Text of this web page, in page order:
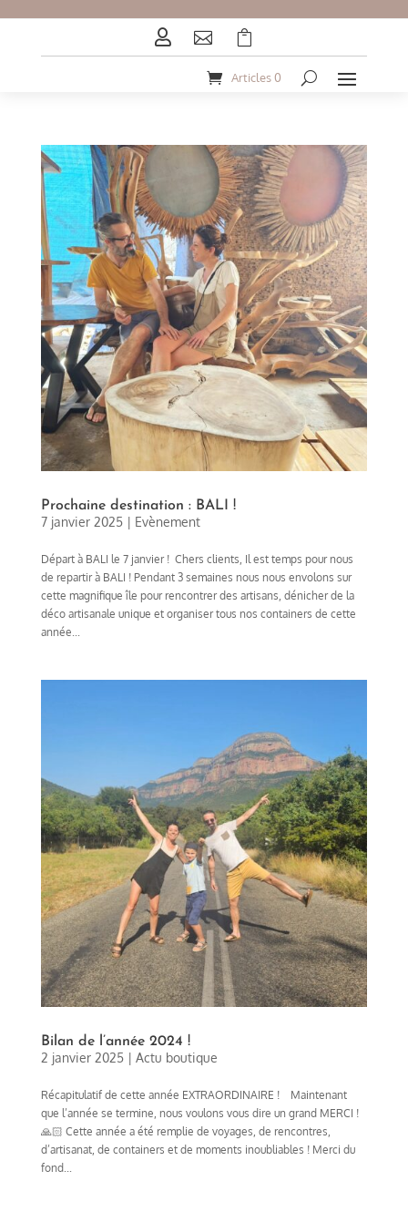
  
Articles 0
Prochaine destination : BALI !
7 janvier 2025| Evènement
Départ à BALI le 7 janvier ! Chers clients, Il est temps pour nous
de repartir à BALI ! Pendant 3 semaines nous nous envolons sur
cette magnifique île pour rencontrer des artisans, dénicher de la
déco artisanale unique et organiser tous nos containers de cette
année...
Bilan de l’année 2024 !
2 janvier 2025| Actu boutique
Récapitulatif de cette année EXTRAORDINAIRE ! Maintenant
que l’année se termine, nous voulons vous dire un grand MERCI !
🙏🏻 Cette année a été remplie de voyages, de rencontres,
d’artisanat, de containers et de moments inoubliables ! Merci du
fond...